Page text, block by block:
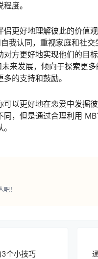
度。
更好地理解彼此的价值
自我认同，重视家庭和社
方更好地实现他们的目
未来发展，倾向于探索更
的支持和鼓励。
以更好地在恋爱中发掘
，但是通过合理利用
！
个小技巧